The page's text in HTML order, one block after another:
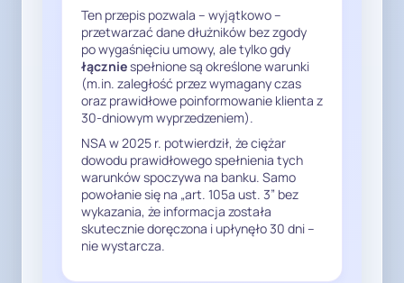
powyższej umowy została
przeniesiona na inny podmiot, to
Państwa bank – jako zbywca
wierzytelności – nie ma już
własnego, aktualnego celu
przetwarzania danych w BIK w
związku z tą umową.
Cele takiego przetwarzania (np.
dochodzenie roszczeń) związane
są wówczas z działalnością
aktualnego wierzyciela, a nie
banku, który wierzytelność zbył.
Ten przepis pozwala – wyjątkowo –
przetwarzać dane dłużników bez zgody
po wygaśnięciu umowy, ale tylko gdy
łączniespełnione są określone warunki
(m.in. zaległość przez wymagany czas
oraz prawidłowe poinformowanie klienta z
30-dniowym wyprzedzeniem).
NSA w 2025 r. potwierdził, że ciężar
dowodu prawidłowego spełnienia tych
warunków spoczywa na banku. Samo
powołanie się na „art. 105a ust. 3” bez
wykazania, że informacja została
skutecznie doręczona i upłynęło 30 dni –
nie wystarcza.